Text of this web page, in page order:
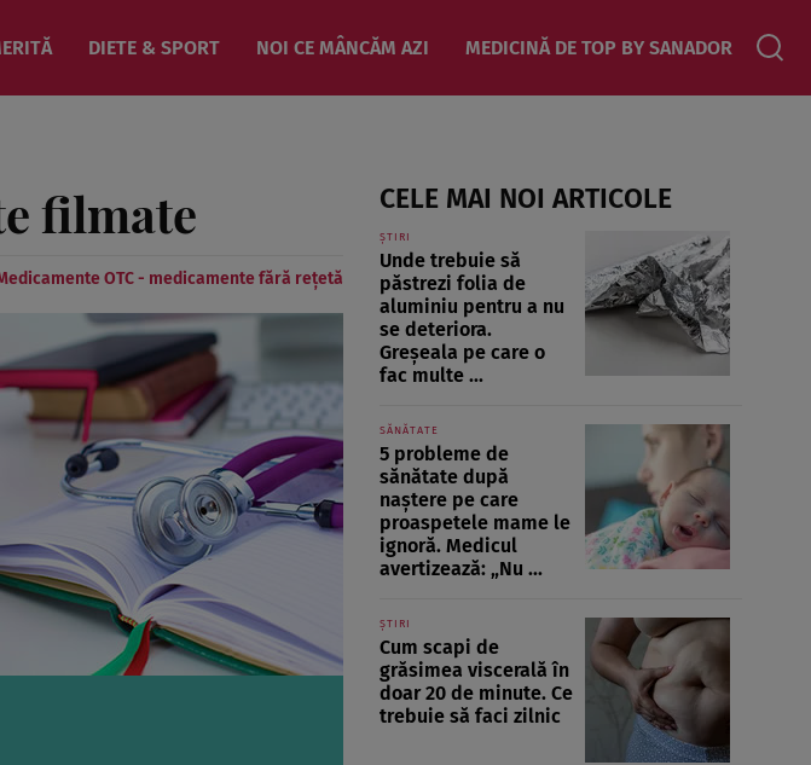
DIETE & SPORT NOI CE MÂNCĂM AZI MEDICINĂ DE TOP BY SANADOR
filmate
OTC - medicamente fără rețetă
CELE MAI NOI ARTICOLE
ȘTIRI
Unde trebuie să
păstrezi folia de
aluminiu pentru a nu
se deteriora.
Greșeala pe care o
fac multe ...
SĂNĂTATE
5 probleme de
sănătate după
naștere pe care
proaspetele mame le
ignoră. Medicul
avertizează: „Nu ...
ȘTIRI
Cum scapi de
grăsimea viscerală în
doar 20 de minute. Ce
trebuie să faci zilnic